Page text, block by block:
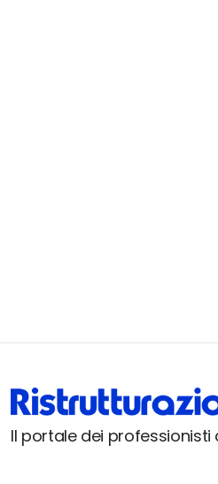
Il portale dei professionisti